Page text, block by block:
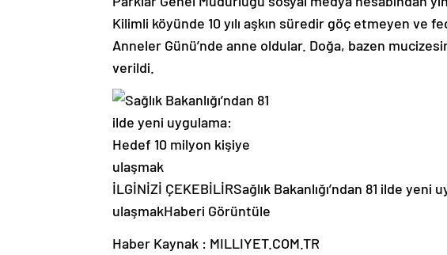
Kilimli köyünde 10 yılı aşkın süredir göç etmeyen ve
Anneler Günü’nde anne oldular. Doğa, bazen
verildi.
İLGİNİZİ ÇEKEBİLİRSağlık Bakanlığı’ndan 81 ilde
ulaşmakHaberi Görüntüle
Haber Kaynak : MILLIYET.COM.TR